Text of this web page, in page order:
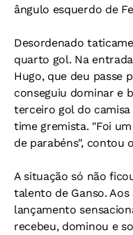
ângulo esquerdo de
Desordenado
quarto gol. Na
Hugo, que deu passe
conseguiu dominar e
terceiro gol do
time gremista. "Foi
de parabéns", contou
A situação só não
talento de Ganso.
lançamento
recebeu, dominou e